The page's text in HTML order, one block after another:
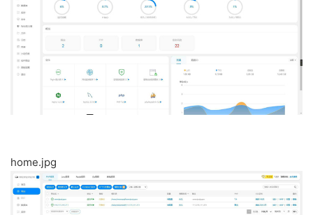
home.jpg